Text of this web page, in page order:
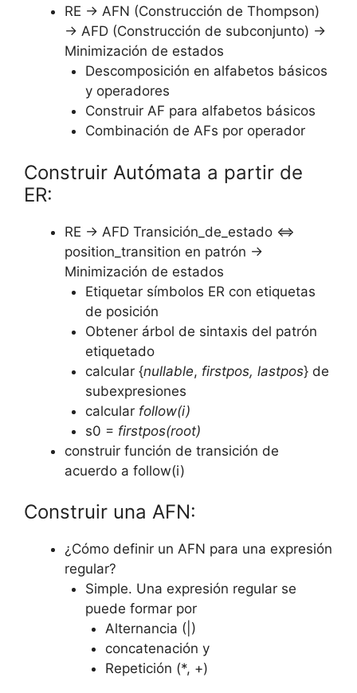
RE → AFN (Construcción de Thompson)
→ AFD (Construcción de subconjunto) →
Minimización de estados
Descomposición en alfabetos básicos
y operadores
Construir AF para alfabetos básicos
Combinación de AFs por operador
Construir Autómata a partir de
ER:
RE → AFD Transición_de_estado ⇔
position_transition en patrón →
Minimización de estados
Etiquetar símbolos ER con etiquetas
de posición
Obtener árbol de sintaxis del patrón
etiquetado
calcular {nullable, firstpos, lastpos} de
subexpresiones
calcularfollow(i)
s0 = firstpos(root)
construir función de transición de
acuerdo a follow(i)
Construir una AFN:
¿Cómo definir un AFN para una expresión
regular?
Simple. Una expresión regular se
puede formar por
Alternancia (|)
concatenación y
Repetición (*, +)